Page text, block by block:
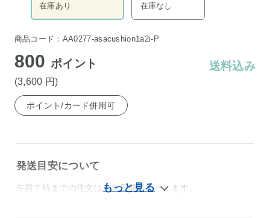
在庫あり
在庫なし
商品コード：AA0277-asacushion1a2i-P
800 ポイント
(3,600 円)
送料込み
ポイント/カード併用可
発送目安について
午前７時までの注文は、当日発送いたします。